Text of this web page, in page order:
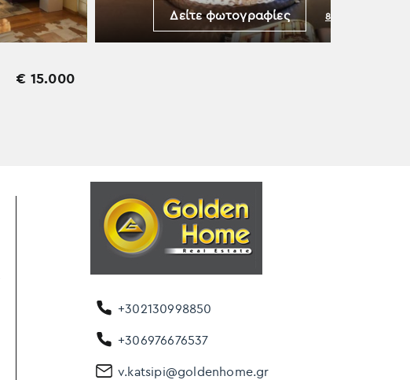
Δείτε φωτογραφίες 8
€ 15.000
+302130998850
+306976676537
v.katsipi@goldenhome.gr